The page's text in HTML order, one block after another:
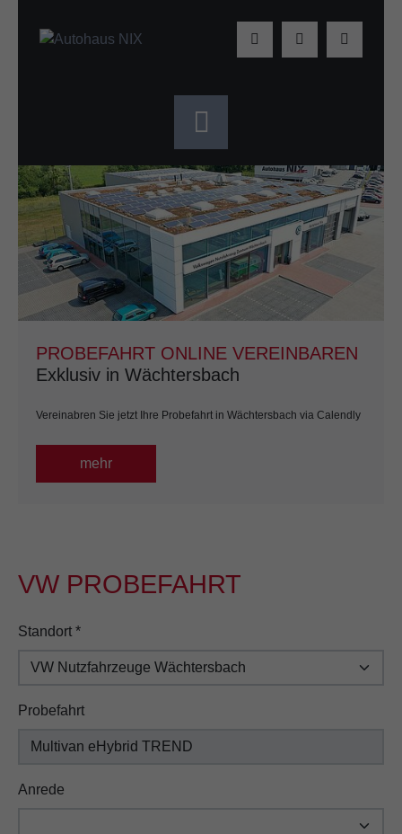
PROBEFAHRT ONLINE VEREINBAREN
Exklusiv in Wächtersbach
Vereinabren Sie jetzt Ihre Probefahrt in Wächtersbach via Calendly
mehr
VW PROBEFAHRT
Standort *
Probefahrt
Anrede